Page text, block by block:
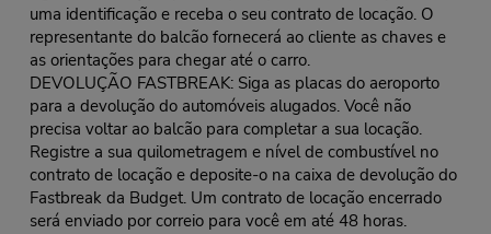
uma identificação e receba o seu contrato de locação. O
representante do balcão fornecerá ao cliente as chaves e
as orientações para chegar até o carro.
DEVOLUÇÃO FASTBREAK: Siga as placas do aeroporto
para a devolução do automóveis alugados. Você não
precisa voltar ao balcão para completar a sua locação.
Registre a sua quilometragem e nível de combustível no
contrato de locação e deposite-o na caixa de devolução do
Fastbreak da Budget. Um contrato de locação encerrado
será enviado por correio para você em até 48 horas.